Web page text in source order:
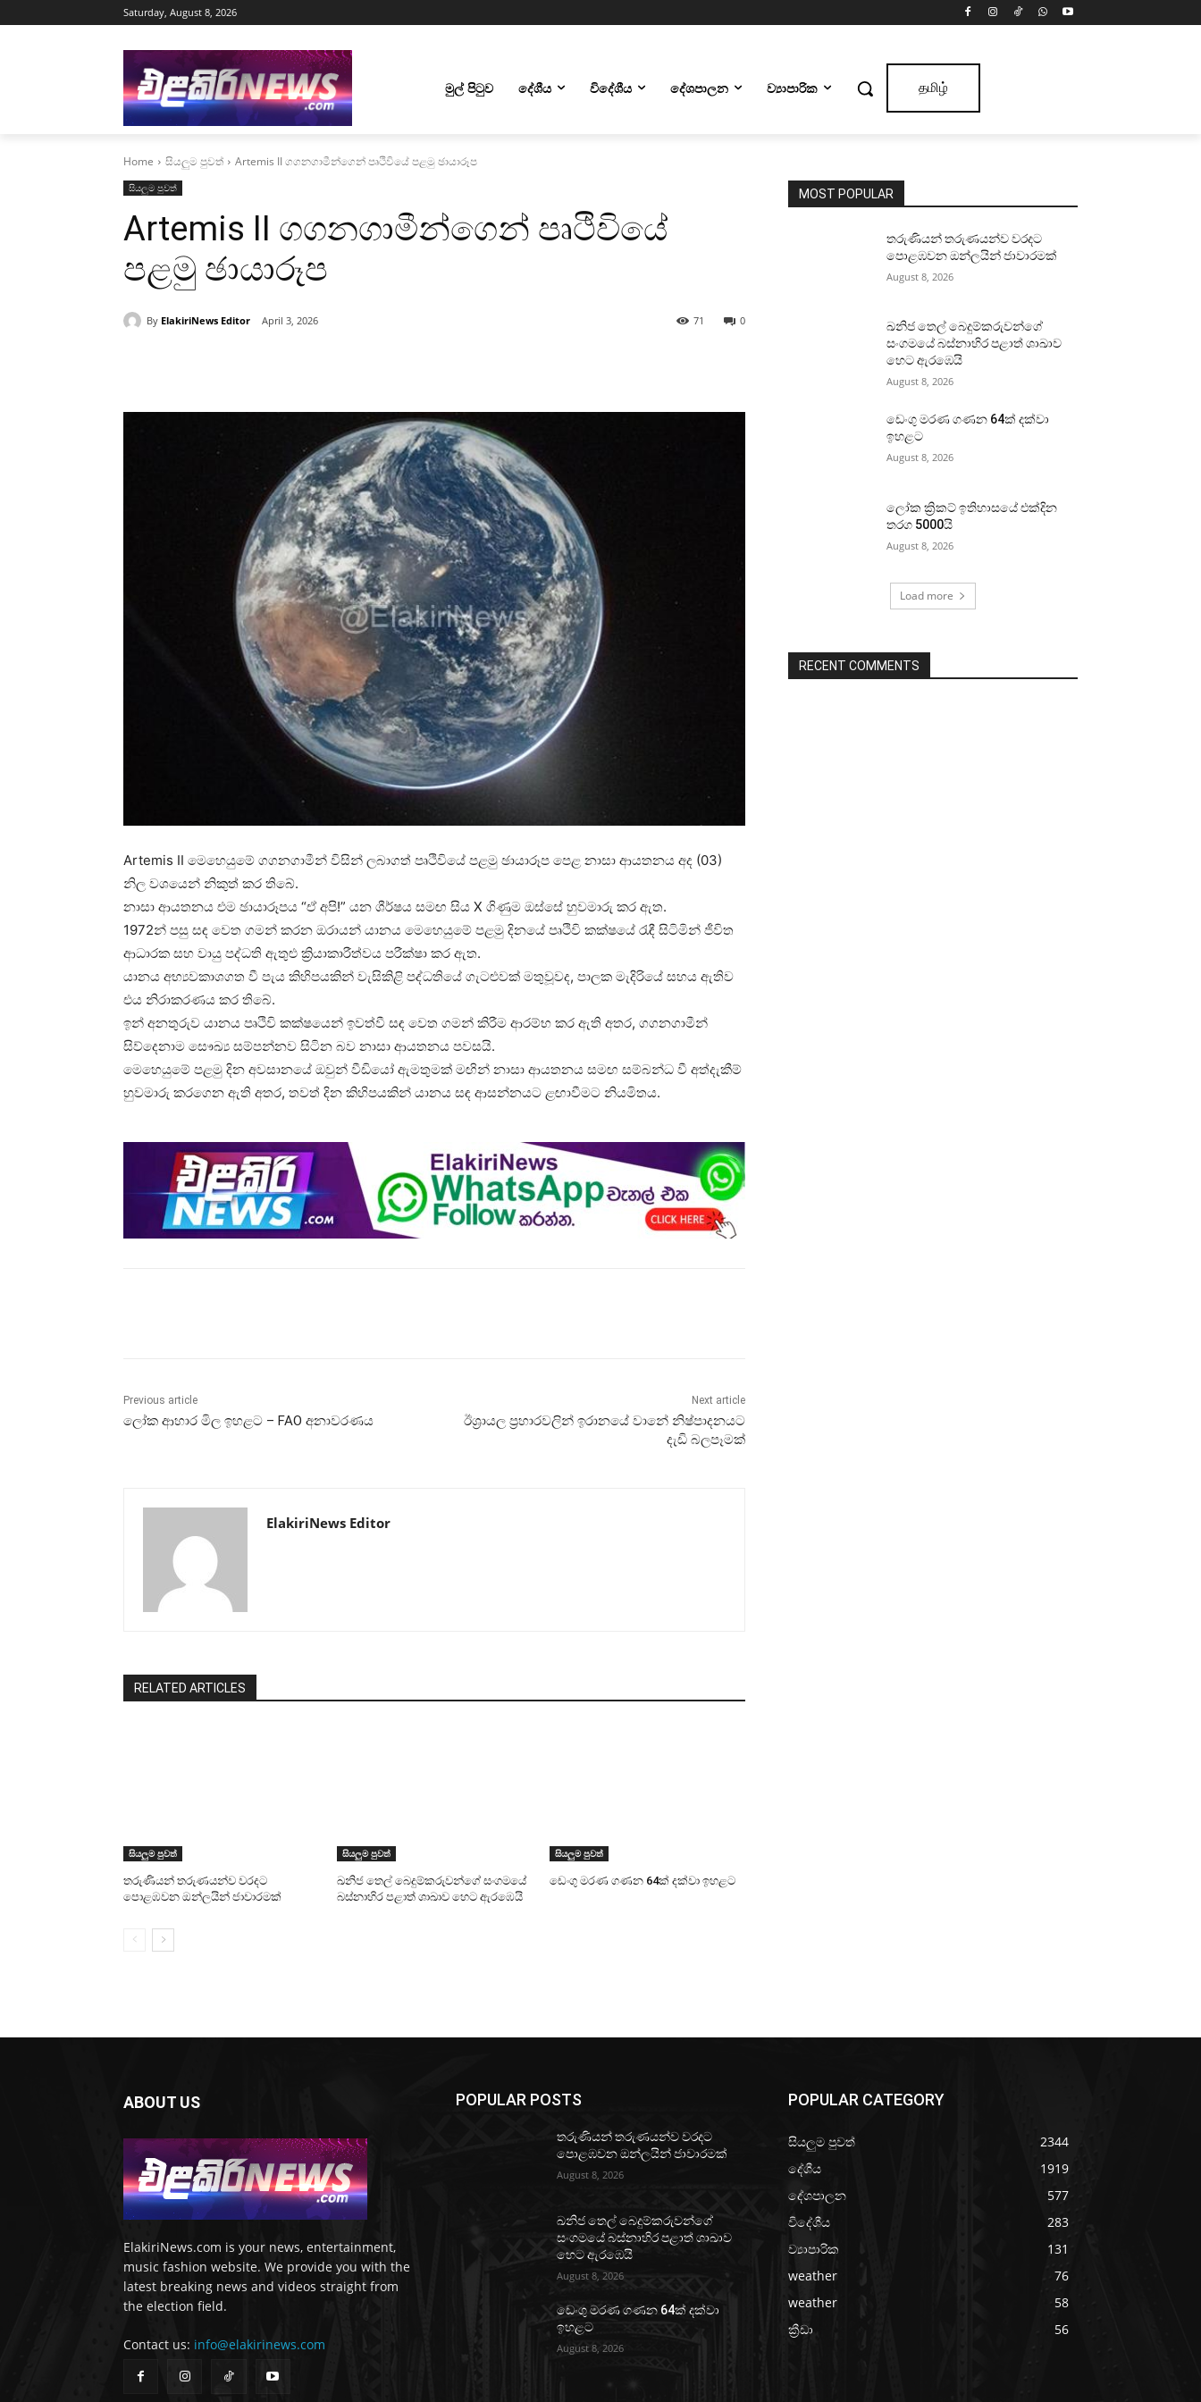
Saturday, August 8, 2026
මුල් පිටුව දේශීය විදේශීය දේශපාලන ව්‍යාපාරික தமிழ்
Home සියලුම පුවත් Artemis II ගගනගාමීන්ගෙන් පෘථිවියේ පළමු ඡායාරූප
සියලුම පුවත්
Artemis II ගගනගාමීන්ගෙන් පෘථිවියේ
පළමු ඡායාරූප
By ElakiriNews Editor April 3, 2026 0
71
Artemis II මෙහෙයුමේ ගගනගාමීන් විසින් ලබාගත් පෘථිවියේ පළමු ඡායාරූප පෙළ නාසා ආයතනය අද (03)
නිල වශයෙන් නිකුත් කර තිබේ.
නාසා ආයතනය එම ඡායාරූපය “ඒ අපි!” යන ශීර්ෂය සමඟ සිය X ගිණුම ඔස්සේ හුවමාරු කර ඇත.
1972න් පසු සඳ වෙත ගමන් කරන ඔරායන් යානය මෙහෙයුමේ පළමු දිනයේ පෘථිවි කක්ෂයේ රැඳී සිටිමින් ජීවිත
ආධාරක සහ වායු පද්ධති ඇතුළු ක්‍රියාකාරීත්වය පරීක්ෂා කර ඇත.
යානය අභ්‍යවකාශගත වී පැය කිහිපයකින් වැසිකිළි පද්ධතියේ ගැටළුවක් මතුවූවද, පාලක මැදිරියේ සහය ඇතිව
එය නිරාකරණය කර තිබේ.
ඉන් අනතුරුව යානය පෘථිවි කක්ෂයෙන් ඉවත්වී සඳ වෙත ගමන් කිරීම ආරම්භ කර ඇති අතර, ගගනගාමීන්
සිව්දෙනාම සෞඛ්‍ය සම්පන්නව සිටින බව නාසා ආයතනය පවසයි.
මෙහෙයුමේ පළමු දින අවසානයේ ඔවුන් වීඩියෝ ඇමතුමක් මඟින් නාසා ආයතනය සමඟ සම්බන්ධ වී අත්දැකීම්
හුවමාරු කරගෙන ඇති අතර, තවත් දින කිහිපයකින් යානය සඳ ආසන්නයට ළඟාවීමට නියමිතය.
Previous article
ලෝක ආහාර මිල ඉහළට – FAO අනාවරණය
Next article
ඊශ්‍රායල ප්‍රහාරවලින් ඉරානයේ වානේ නිෂ්පාදනයට
දැඩි බලපෑමක්
ElakiriNews Editor
RELATED ARTICLES
සියලුම පුවත්
තරුණියන් තරුණයන්ව වරදට
පොළඹවන ඔන්ලයින් ජාවාරමක්
සියලුම පුවත්
ඛනිජ තෙල් බෙදුම්කරුවන්ගේ සංගමයේ
බස්නාහිර පළාත් ශාඛාව හෙට ඇරඹෙයි
සියලුම පුවත්
ඩෙංගු මරණ ගණන 64ක් දක්වා ඉහළට
MOST POPULAR
තරුණියන් තරුණයන්ව වරදට
පොළඹවන ඔන්ලයින් ජාවාරමක්
August 8, 2026
ඛනිජ තෙල් බෙදුම්කරුවන්ගේ
සංගමයේ බස්නාහිර පළාත් ශාඛාව
හෙට ඇරඹෙයි
August 8, 2026
ඩෙංගු මරණ ගණන 64ක් දක්වා
ඉහළට
August 8, 2026
ලෝක ක්‍රිකට් ඉතිහාසයේ එක්දින
තරග 5000යි
August 8, 2026
Load more
RECENT COMMENTS
ABOUT US
ElakiriNews.com is your news, entertainment,
music fashion website. We provide you with the
latest breaking news and videos straight from
the election field.
Contact us: info@elakirinews.com
POPULAR POSTS
තරුණියන් තරුණයන්ව වරදට
පොළඹවන ඔන්ලයින් ජාවාරමක්
August 8, 2026
ඛනිජ තෙල් බෙදුම්කරුවන්ගේ
සංගමයේ බස්නාහිර පළාත් ශාඛාව
හෙට ඇරඹෙයි
August 8, 2026
ඩෙංගු මරණ ගණන 64ක් දක්වා
ඉහළට
August 8, 2026
POPULAR CATEGORY
සියලුම පුවත්
2344
දේශීය
1919
දේශපාලන
577
විදේශීය
283
ව්‍යාපාරික
131
weather
76
weather
58
ක්‍රීඩා
56